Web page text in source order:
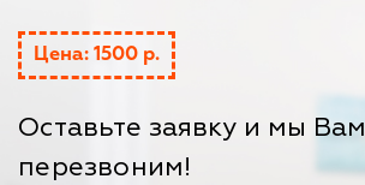
Цена: 1500 р.
Оставьте заявку и мы Вам
перезвоним!